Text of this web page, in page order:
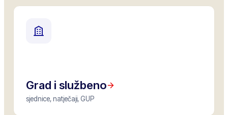
Grad i službeno
sjednice, natječaji, GUP